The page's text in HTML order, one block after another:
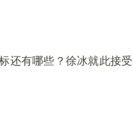
还有哪些？徐冰就此接受